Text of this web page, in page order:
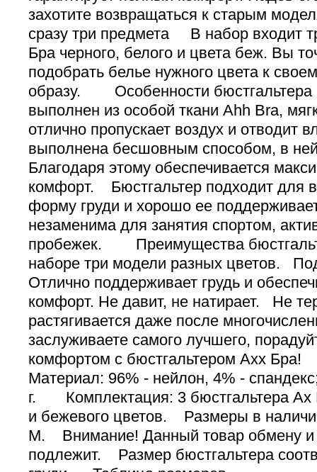
захотите возвращаться к старым
сразу три предмета В набор входит
Бра черного, белого и цвета беж. Вы
подобрать белье нужного цвета к
образу. Особенности
выполнен из особой ткани Ahh Bra,
отлично пропускает воздух и отводит
выполнена бесшовным способом, в ней
Благодаря этому обеспечивается
комфорт. Бюстгальтер подходит для
форму груди и хорошо ее
незаменима для занятия спортом,
пробежек. Преимущества
наборе три модели разных цветов.
Отлично поддерживает грудь и
комфорт. Не давит, не натирает. Не
растягивается даже после
заслуживаете самого лучшего,
комфортом с бюстгальтером Ахх
Материал: 96% - нейлон, 4% -
г. Комплектация: 3 бюстгальтера Ах
и бежевого цветов. Размеры в
M. Внимание! Данный товар обмену и
подлежит. Размер бюстгальтера